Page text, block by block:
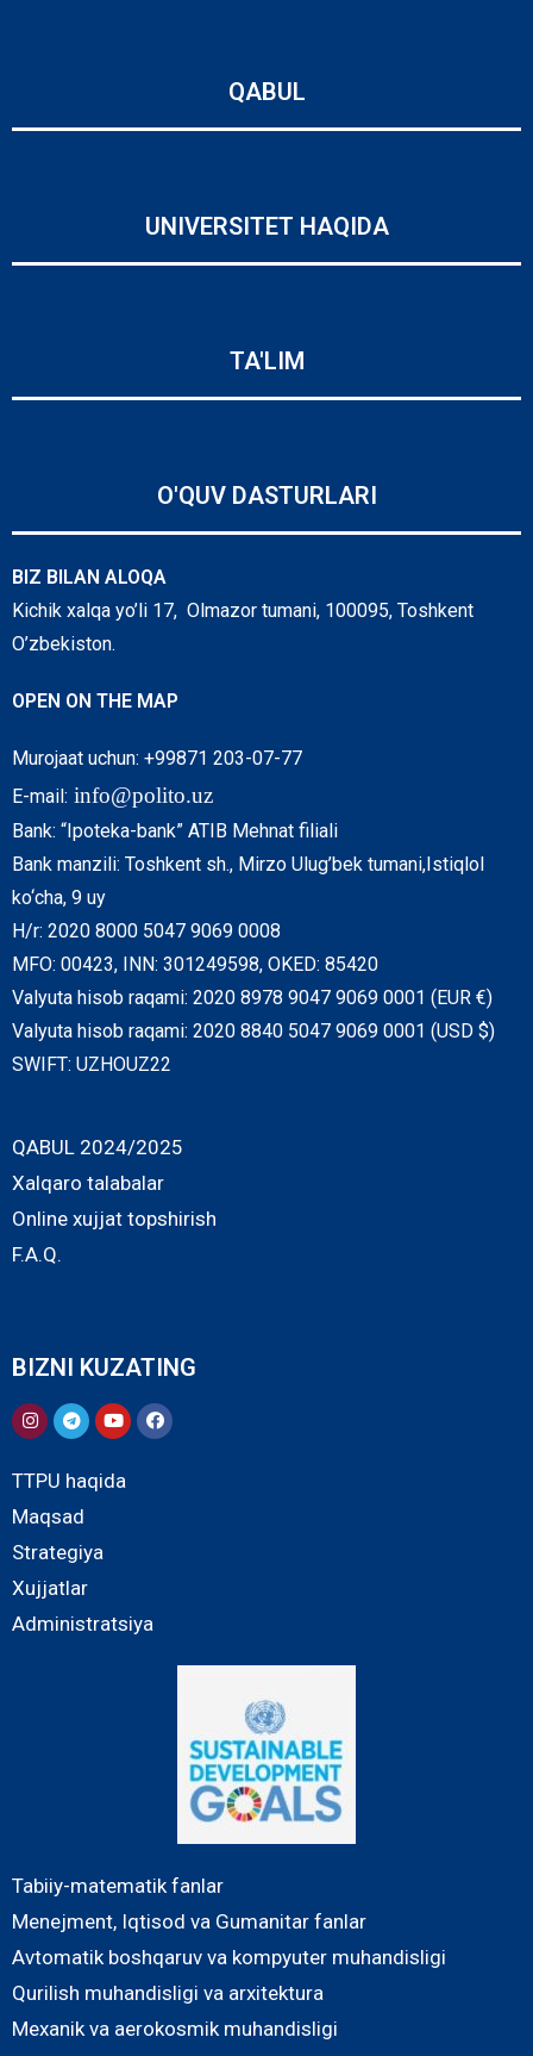
QABUL
UNIVERSITET HAQIDA
TA'LIM
O'QUV DASTURLARI
BIZ BILAN ALOQA
Kichik xalqa yo’li 17, Olmazor tumani, 100095, Toshkent
O’zbekiston.
OPEN ON THE MAP
Murojaat uchun: +99871 203-07-77
E-mail: info@polito.uz
Bank: “Ipoteka-bank” ATIB Mehnat filiali
Bank manzili: Toshkent sh., Mirzo Ulug’bek tumani,Istiqlol
ko‘cha, 9 uy
H/r: 2020 8000 5047 9069 0008
MFO: 00423, INN: 301249598, OKED: 85420
Valyuta hisob raqami: 2020 8978 9047 9069 0001 (EUR €)
Valyuta hisob raqami: 2020 8840 5047 9069 0001 (USD $)
SWIFT: UZHOUZ22
QABUL 2024/2025
Xalqaro talabalar
Online xujjat topshirish
F.A.Q.
BIZNI KUZATING
TTPU haqida
Maqsad
Strategiya
Xujjatlar
Administratsiya
Tabiiy-matematik fanlar
Menejment, Iqtisod va Gumanitar fanlar
Avtomatik boshqaruv va kompyuter muhandisligi
Qurilish muhandisligi va arxitektura
Mexanik va aerokosmik muhandisligi